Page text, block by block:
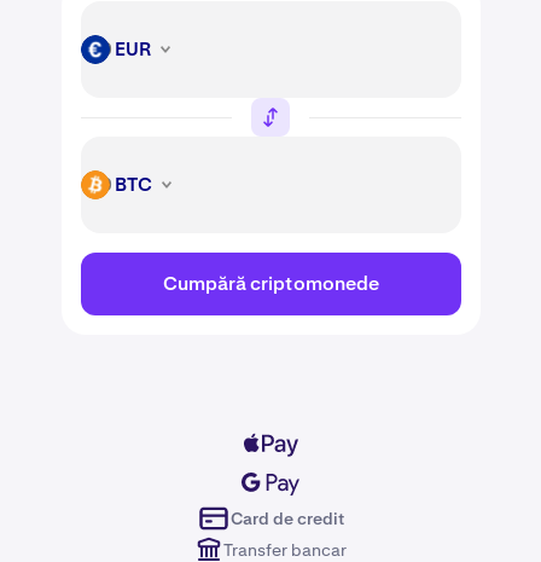
EUR EUR
BTC BTC
Cumpără criptomonede
Card de credit
Transfer bancar